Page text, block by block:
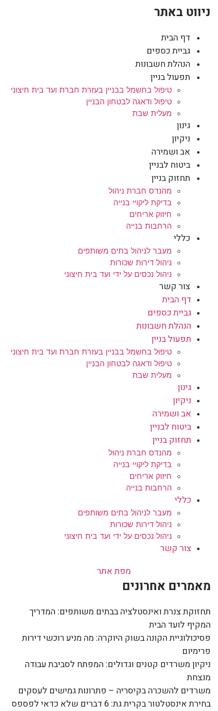
ניווט באתר
דף הבית
גביית כספים
הנהלת חשבונות
תפעול בניין
טיפול בחשמל בבניין בעזרת חברת ועד בית חיצוני
טיפול ודאגה לבטחון הבניין
מעלית שבת
גינון
ניקיון
אב ושמירה
ביטוח לבניין
תחזוק בניין
מהנדס חברת ניהול
בדיקת ליקויי בנייה
חיזוק אריחים
הרחבות בנייה
כללי
מעבר לניהול בתים משותפים
ניהול דירות שכורות
ניהול נכסים על ידי ועד בית חיצוני
צור קשר
דף הבית
גביית כספים
הנהלת חשבונות
תפעול בניין
טיפול בחשמל בבניין בעזרת חברת ועד בית חיצוני
טיפול ודאגה לבטחון הבניין
מעלית שבת
גינון
ניקיון
אב ושמירה
ביטוח לבניין
תחזוק בניין
מהנדס חברת ניהול
בדיקת ליקויי בנייה
חיזוק אריחים
הרחבות בנייה
כללי
מעבר לניהול בתים משותפים
ניהול דירות שכורות
ניהול נכסים על ידי ועד בית חיצוני
צור קשר
מפת אתר
מאמרים אחרונים
תחזוקת צנרת ואינסטלציה בבתים משותפים: המדריך
המקיף לועד הבית
פסיכולוגיית הקונה בשוק היוקרה: מה מניע רוכשי דירות
פרימיום
ניקיון משרדים קטנים וגדולים: המפתח לסביבת עבודה
מנצחת
משרדים להשכרה בקיסריה – פתרונות גמישים לעסקים
בחירת אינסטלטור בקרית גת: 6 דברים שלא כדאי לפספס